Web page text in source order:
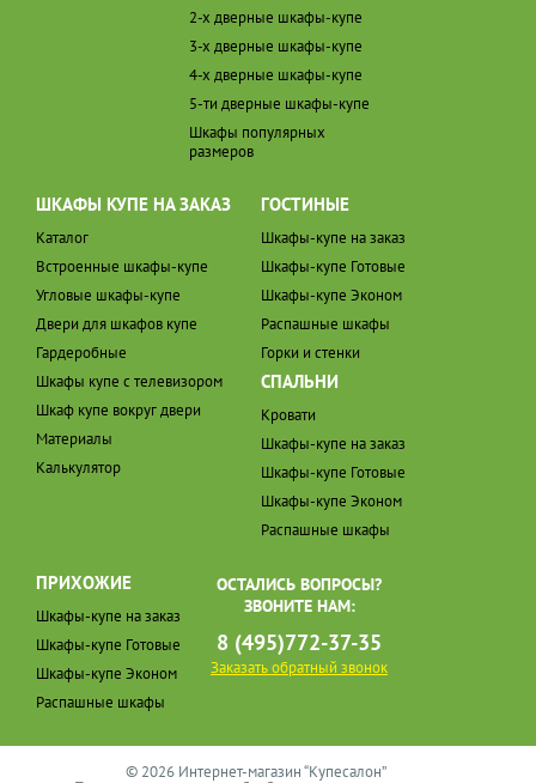
2-х дверные шкафы-купе
3-х дверные шкафы-купе
4-х дверные шкафы-купе
5-ти дверные шкафы-купе
Шкафы популярных
размеров
ШКАФЫ КУПЕ НА ЗАКАЗ
Каталог
Встроенные шкафы-купе
Угловые шкафы-купе
Двери для шкафов купе
Гардеробные
Шкафы купе с телевизором
Шкаф купе вокруг двери
Материалы
Калькулятор
ГОСТИНЫЕ
Шкафы-купе на заказ
Шкафы-купе Готовые
Шкафы-купе Эконом
Распашные шкафы
Горки и стенки
СПАЛЬНИ
Кровати
Шкафы-купе на заказ
Шкафы-купе Готовые
Шкафы-купе Эконом
Распашные шкафы
ПРИХОЖИЕ
Шкафы-купе на заказ
Шкафы-купе Готовые
Шкафы-купе Эконом
Распашные шкафы
ОСТАЛИСЬ ВОПРОСЫ?
ЗВОНИТЕ НАМ:
8 (495)772-37-35
Заказать обратный звонок
© 2026 Интернет-магазин “Купесалон”